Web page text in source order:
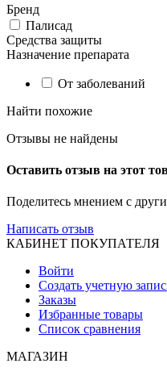
Бренд
Палисад
Средства защиты
Назначение препарата
От заболеваний
Найти похожие
Отзывы не найдены
Оставить отзыв на этот
Поделитесь мнением с
Написать отзыв
КАБИНЕТ ПОКУПАТЕЛЯ
Войти
Создать учетную
Заказы
Избранные товары
Список сравнения
МАГАЗИН